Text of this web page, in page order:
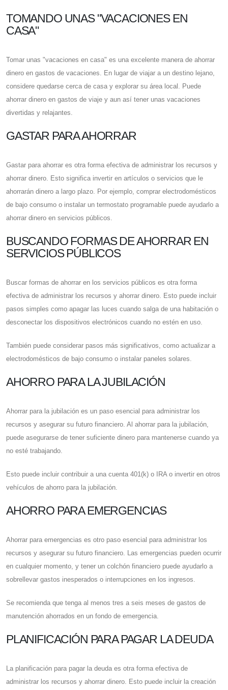
TOMANDO UNAS "VACACIONES EN
CASA"
Tomar unas "vacaciones en casa" es una excelente manera de ahorrar
dinero en gastos de vacaciones. En lugar de viajar a un destino lejano,
considere quedarse cerca de casa y explorar su área local. Puede
ahorrar dinero en gastos de viaje y aun así tener unas vacaciones
divertidas y relajantes.
GASTAR PARA AHORRAR
Gastar para ahorrar es otra forma efectiva de administrar los recursos y
ahorrar dinero. Esto significa invertir en artículos o servicios que le
ahorrarán dinero a largo plazo. Por ejemplo, comprar electrodomésticos
de bajo consumo o instalar un termostato programable puede ayudarlo a
ahorrar dinero en servicios públicos.
BUSCANDO FORMAS DE AHORRAR EN
SERVICIOS PÚBLICOS
Buscar formas de ahorrar en los servicios públicos es otra forma
efectiva de administrar los recursos y ahorrar dinero. Esto puede incluir
pasos simples como apagar las luces cuando salga de una habitación o
desconectar los dispositivos electrónicos cuando no estén en uso.
También puede considerar pasos más significativos, como actualizar a
electrodomésticos de bajo consumo o instalar paneles solares.
AHORRO PARA LA JUBILACIÓN
Ahorrar para la jubilación es un paso esencial para administrar los
recursos y asegurar su futuro financiero. Al ahorrar para la jubilación,
puede asegurarse de tener suficiente dinero para mantenerse cuando ya
no esté trabajando.
Esto puede incluir contribuir a una cuenta 401(k) o IRA o invertir en otros
vehículos de ahorro para la jubilación.
AHORRO PARA EMERGENCIAS
Ahorrar para emergencias es otro paso esencial para administrar los
recursos y asegurar su futuro financiero. Las emergencias pueden ocurrir
en cualquier momento, y tener un colchón financiero puede ayudarlo a
sobrellevar gastos inesperados o interrupciones en los ingresos.
Se recomienda que tenga al menos tres a seis meses de gastos de
manutención ahorrados en un fondo de emergencia.
PLANIFICACIÓN PARA PAGAR LA DEUDA
La planificación para pagar la deuda es otra forma efectiva de
administrar los recursos y ahorrar dinero. Esto puede incluir la creación